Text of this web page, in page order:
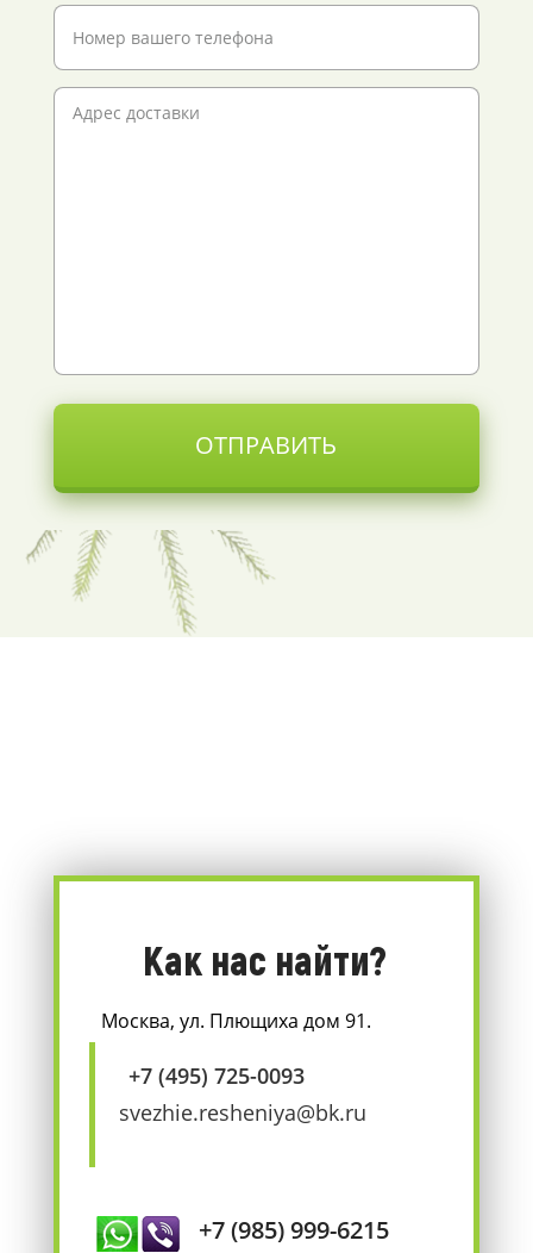
ОТПРАВИТЬ
Как нас найти?
Москва, ул. Плющиха дом 91.
+7 (495) 725-0093
svezhie.resheniya@bk.ru
+7 (985) 999-6215